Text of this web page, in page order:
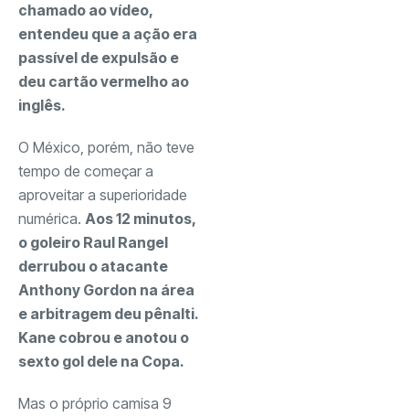
chamado ao vídeo,
entendeu que a ação era
passível de expulsão e
deu cartão vermelho ao
inglês.
O México, porém, não teve
tempo de começar a
aproveitar a superioridade
numérica. Aos 12 minutos,
o goleiro Raul Rangel
derrubou o atacante
Anthony Gordon na área
e arbitragem deu pênalti.
Kane cobrou e anotou o
sexto gol dele na Copa.
Mas o próprio camisa 9